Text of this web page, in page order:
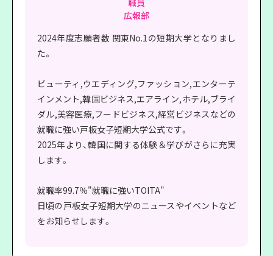
広報部
2024年度志願者数 関東No.1の短期大学となりまし
た。
ビューティ,ウエディング,ファッション,エンターテ
インメント,韓国ビジネス,エアライン,ホテル,ブライ
ダル,美容医療,フードビジネス,経営ビジネスなどの
就職に強い戸板女子短期大学公式です。
2025年より、韓国に関する体験＆学びがさらに充実
します。
就職率99.7％"就職に強いTOITA"
日頃の戸板女子短期大学のニュースやイベントなど
をお知らせします。